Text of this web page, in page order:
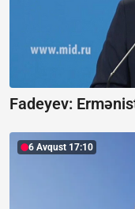
Fadeyev:
6 Avqust 17:10